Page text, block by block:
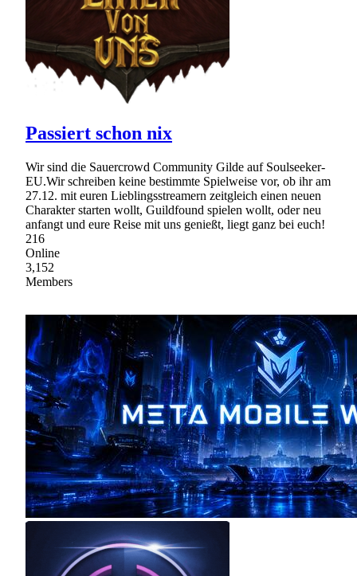
Passiert schon nix
Wir sind die Sauercrowd Community Gilde auf Soulseeker-
EU.Wir schreiben keine bestimmte Spielweise vor, ob ihr am
27.12. mit euren Lieblingsstreamern zeitgleich einen neuen
Charakter starten wollt, Guildfound spielen wollt, oder neu
anfangt und eure Reise mit uns genießt, liegt ganz bei euch!
216
Online
3,152
Members